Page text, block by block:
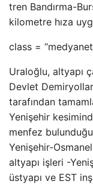
tren Bandırma-
kilometre hıza
class =
Uraloğlu, altyapı
Devlet
tarafından
Yenişehir
menfez
Yenişehir-
altyapı işleri -
üstyapı ve EST